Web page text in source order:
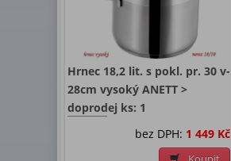
Hrnec 18,2 lit. s pokl. pr. 30 v-
28cm vysoký ANETT >
doprodej ks: 1
bez DPH: 1 449 Kč